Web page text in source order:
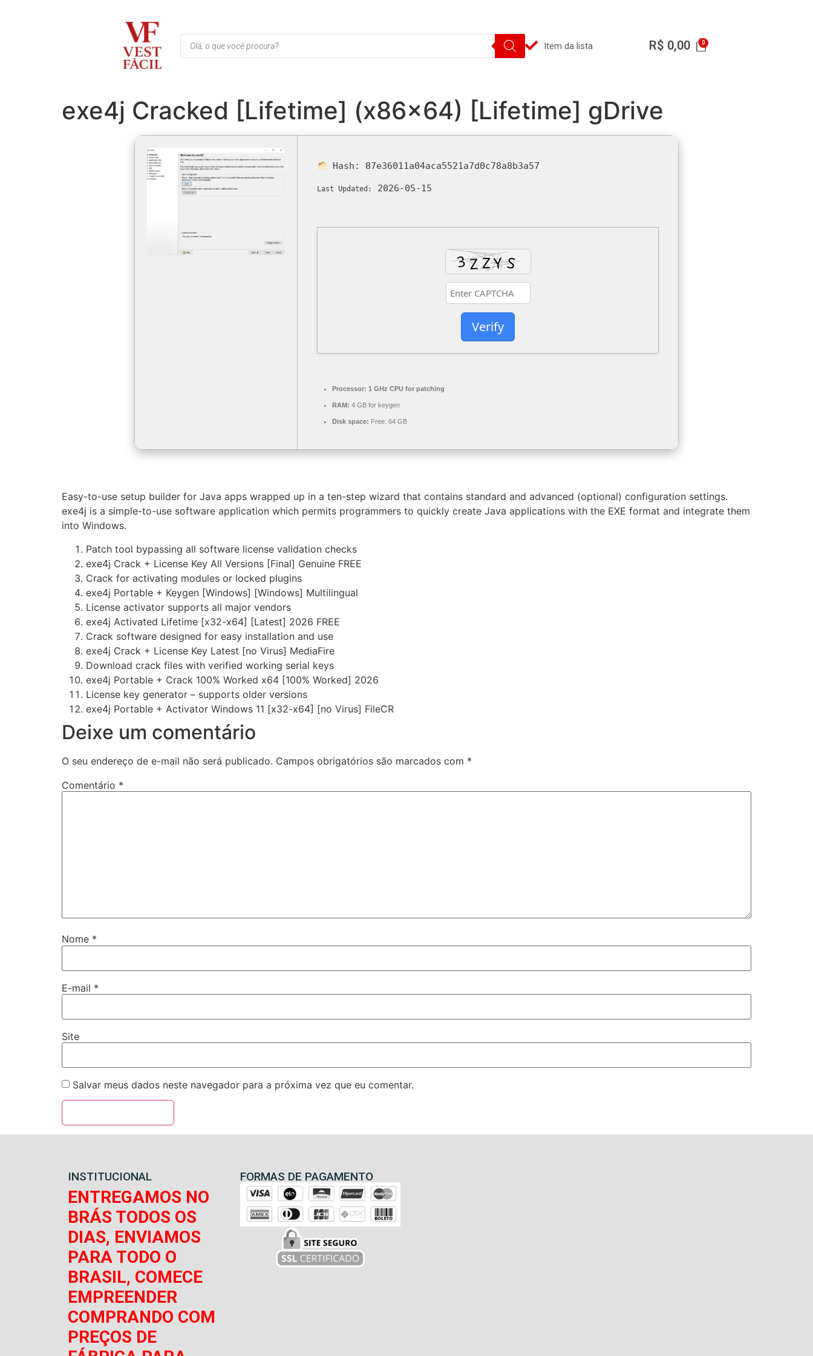
Item da lista R$ 0,00
exe4j Cracked [Lifetime] (x86x64) [Lifetime] gDrive
Hash: 87e36011a04aca5521a7d0c78a8b3a57
Last Updated: 2026-05-15
Verify
Processor: 1 GHz CPU for patching
RAM: 4 GB for keygen
Disk space: Free: 64 GB
Easy-to-use setup builder for Java apps wrapped up in a ten-step wizard that contains standard and advanced (optional) configuration settings.
exe4j is a simple-to-use software application which permits programmers to quickly create Java applications with the EXE format and integrate them
into Windows.
Patch tool bypassing all software license validation checks
exe4j Crack + License Key All Versions [Final] Genuine FREE
Crack for activating modules or locked plugins
exe4j Portable + Keygen [Windows] [Windows] Multilingual
License activator supports all major vendors
exe4j Activated Lifetime [x32-x64] [Latest] 2026 FREE
Crack software designed for easy installation and use
exe4j Crack + License Key Latest [no Virus] MediaFire
Download crack files with verified working serial keys
exe4j Portable + Crack 100% Worked x64 [100% Worked] 2026
License key generator – supports older versions
exe4j Portable + Activator Windows 11 [x32-x64] [no Virus] FileCR
Deixe um comentário
O seu endereço de e-mail não será publicado. Campos obrigatórios são marcados com *
Comentário *
Nome *
E-mail *
Site
Salvar meus dados neste navegador para a próxima vez que eu comentar.
INSTITUCIONAL
ENTREGAMOS NO
BRÁS TODOS OS
DIAS, ENVIAMOS
PARA TODO O
BRASIL, COMECE
EMPREENDER
COMPRANDO COM
PREÇOS DE
FORMAS DE PAGAMENTO